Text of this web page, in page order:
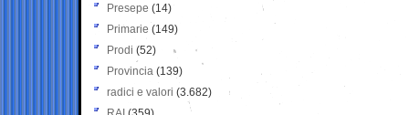
Presepe (14)
Primarie (149)
Prodi (52)
Provincia (139)
radici e valori (3.682)